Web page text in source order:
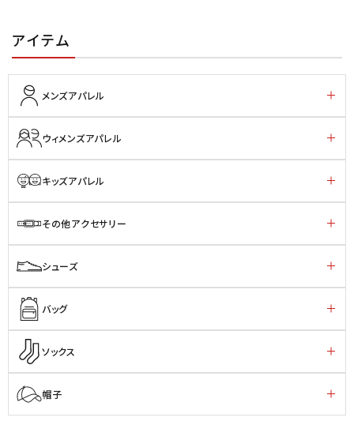
アイテム
メンズアパレル
ウィメンズアパレル
キッズアパレル
その他アクセサリー
シューズ
バッグ
ソックス
帽子